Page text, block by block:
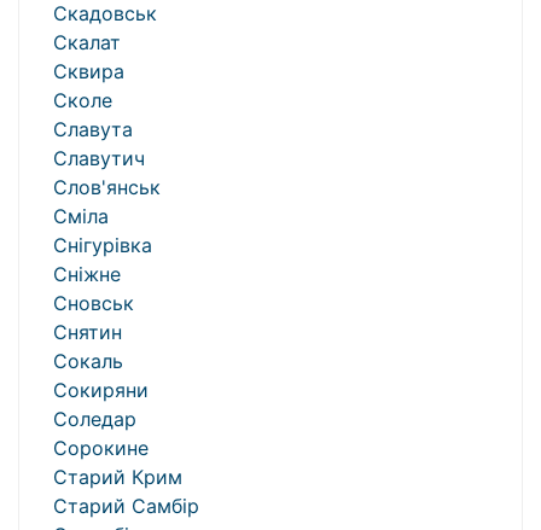
Скадовськ
Скалат
Сквира
Сколе
Славута
Славутич
Слов'янськ
Сміла
Снігурівка
Сніжне
Сновськ
Снятин
Сокаль
Сокиряни
Соледар
Сорокине
Старий Крим
Старий Самбір